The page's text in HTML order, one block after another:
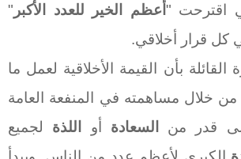
اقترحت " أعظم الخير للعدد الأكبر "
كل قرار أخلاقي.
بأن القيمة الأخلاقية لعمل ما
خلال مساهمته في المنفعة العامة
قدر من
السعادة أو اللذة
لجميع